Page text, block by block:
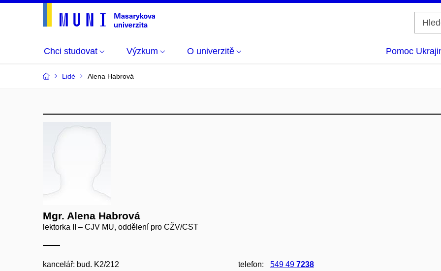
Chci studovat Výzkum O univerzitě Pomoc
Lidé Alena Habrová
Mgr. Alena Habrová
lektorka II – CJV MU, oddělení pro CŽV/CST
kancelář: bud. K2/212
telefon: 549 49 7238